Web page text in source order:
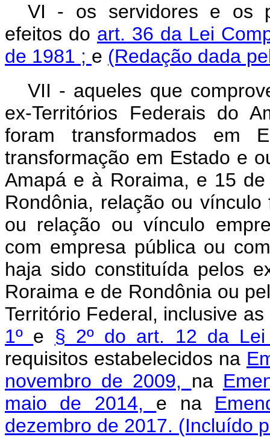
VI - os servidores e os
efeitos do art. 36 da Lei
de 1981 ; e (Redação dada
VII - aqueles que
ex-Territórios Federais do
foram transformados
transformação em Estado e
Amapá e à Roraima, e 15
Rondônia, relação ou
ou relação ou vínculo
com empresa pública ou
haja sido constituída pelos
Roraima e de Rondônia ou
Território Federal, inclusive
1º e § 2º do art. 12 da
requisitos estabelecidos na
novembro de 2009, na
maio de 2014, e na
dezembro de 2017. (Incluído